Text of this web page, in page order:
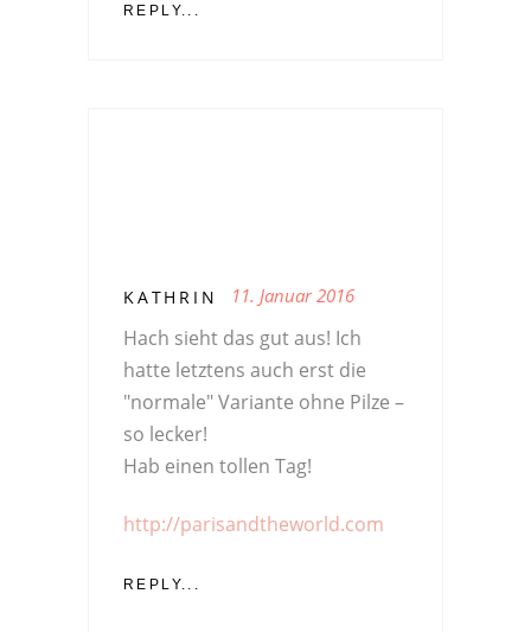
REPLY...
KATHRIN 11. Januar 2016
Hach sieht das gut aus! Ich
hatte letztens auch erst die
"normale" Variante ohne Pilze –
so lecker!
Hab einen tollen Tag!
http://parisandtheworld.com
REPLY...